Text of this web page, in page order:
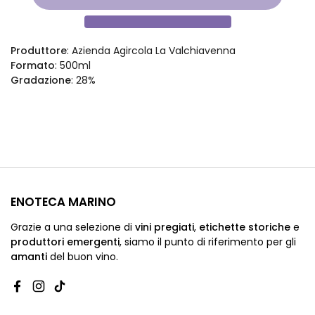
Produttore: Azienda Agircola La Valchiavenna
Formato: 500ml
Gradazione: 28%
ENOTECA MARINO
Grazie a una selezione di vini pregiati, etichette storiche e
produttori emergenti, siamo il punto di riferimento per gli
amanti del buon vino.
Facebook
Instagram
TikTok